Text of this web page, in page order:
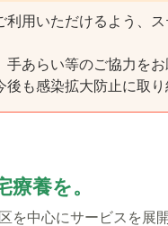
用いただけるよう、
あらい等のご協力をお
も感染拡大防止に取り
養を。
を中心にサービスを展